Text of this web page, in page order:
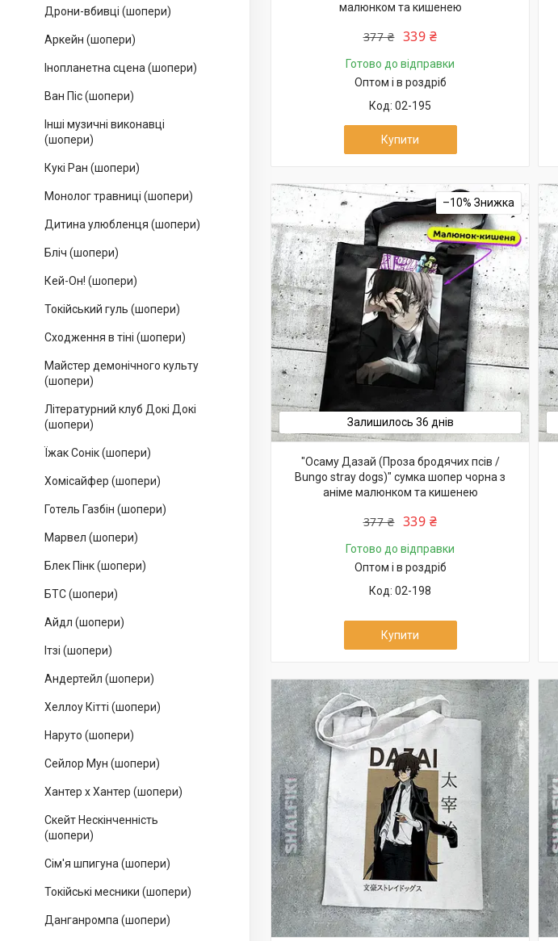
Дрони-вбивці (шопери)
Аркейн (шопери)
Інопланетна сцена (шопери)
Ван Піс (шопери)
Інші музичні виконавці
(шопери)
Кукі Ран (шопери)
Монолог травниці (шопери)
Дитина улюбленця (шопери)
Бліч (шопери)
Кей-Он! (шопери)
Токійський гуль (шопери)
Сходження в тіні (шопери)
Майстер демонічного культу
(шопери)
Літературний клуб Докі Докі
(шопери)
Їжак Сонік (шопери)
Хомісайфер (шопери)
Готель Газбін (шопери)
Марвел (шопери)
Блек Пінк (шопери)
БТС (шопери)
Айдл (шопери)
Ітзі (шопери)
Андертейл (шопери)
Хеллоу Кітті (шопери)
Наруто (шопери)
Сейлор Мун (шопери)
Хантер х Хантер (шопери)
Скейт Нескінченність
(шопери)
Сім'я шпигуна (шопери)
Токійські месники (шопери)
Данганромпа (шопери)
малюнком та кишенею
377 ₴ 339 ₴
Готово до відправки
Оптом і в роздріб
02-195
Купити
–10%
Залишилось 36 днів
"Осаму Дазай (Проза бродячих псів /
Bungo stray dogs)" сумка шопер чорна з
аніме малюнком та кишенею
377 ₴ 339 ₴
Готово до відправки
Оптом і в роздріб
02-198
Купити